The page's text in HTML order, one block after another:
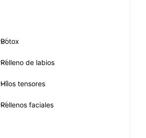
Botox
Relleno de labios
Hilos tensores
Rellenos faciales